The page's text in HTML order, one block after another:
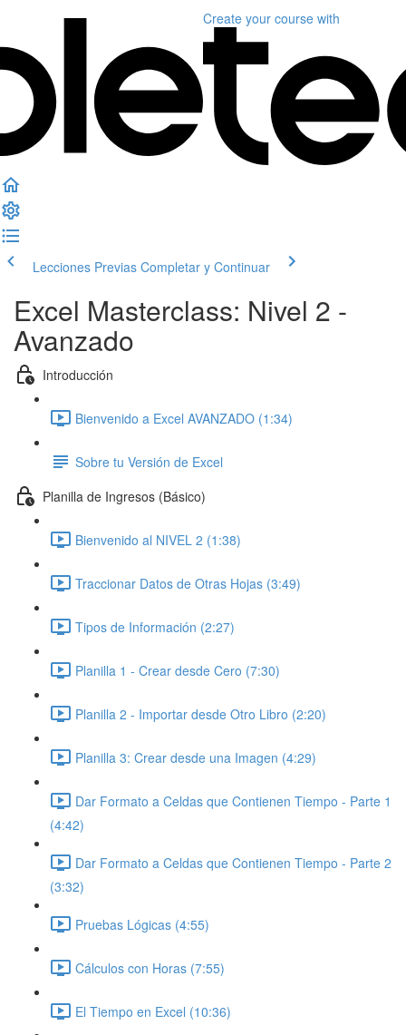
Create your course with
Lecciones Previas Completar y Continuar
Excel Masterclass: Nivel 2 -
Avanzado
Introducción
Bienvenido a Excel AVANZADO (1:34)
Sobre tu Versión de Excel
Planilla de Ingresos (Básico)
Bienvenido al NIVEL 2 (1:38)
Traccionar Datos de Otras Hojas (3:49)
Tipos de Información (2:27)
Planilla 1 - Crear desde Cero (7:30)
Planilla 2 - Importar desde Otro Libro (2:20)
Planilla 3: Crear desde una Imagen (4:29)
Dar Formato a Celdas que Contienen Tiempo - Parte 1
(4:42)
Dar Formato a Celdas que Contienen Tiempo - Parte 2
(3:32)
Pruebas Lógicas (4:55)
Cálculos con Horas (7:55)
El Tiempo en Excel (10:36)